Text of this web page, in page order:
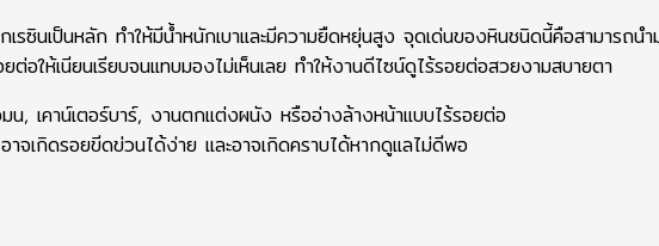
เรซินเป็นหลัก ทำให้มีน้ำหนักเบาและมีความยืดหยุ่นสูง จุดเด่นของหินชนิดนี้คือสามารถน
อให้เนียนเรียบจนแทบมองไม่เห็นเลย ทำให้งานดีไซน์ดูไร้รอยต่อสวยงามสบายตา
, เคาน์เตอร์บาร์, งานตกแต่งผนัง หรืออ่างล้างหน้าแบบไร้รอยต่อ
จเกิดรอยขีดข่วนได้ง่าย และอาจเกิดคราบได้หากดูแลไม่ดีพอ